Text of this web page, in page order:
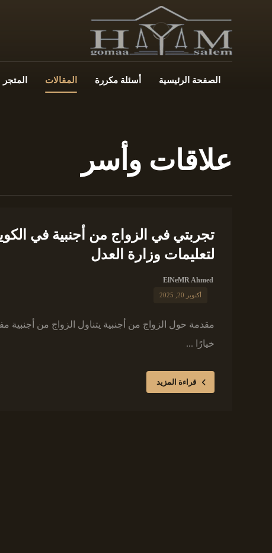
الصفحة الرئيسية أسئلة مكررة المقالات المتجر
علاقات وأسر
تجربتي في الزواج من أجنبية في
لتعليمات وزارة العدل
ElNeMR Ahmed
أكتوبر 20, 2025
مقدمة حول الزواج من أجنبية يتناول الزواج من أجنبية
خيارًا ...
قراءة المزيد